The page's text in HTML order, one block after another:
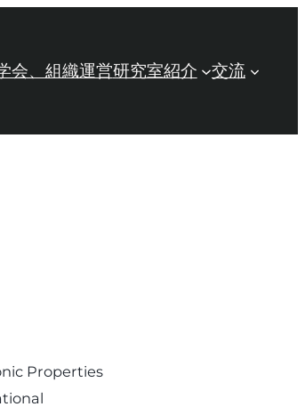
会、組織運営研究室紹介 交流
Properties